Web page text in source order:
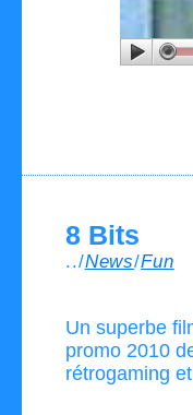
8 Bits
../News/Fun
Un superbe
promo 2010
rétrogaming